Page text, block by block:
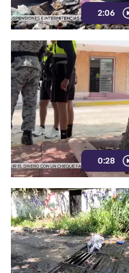
2:06
0:28